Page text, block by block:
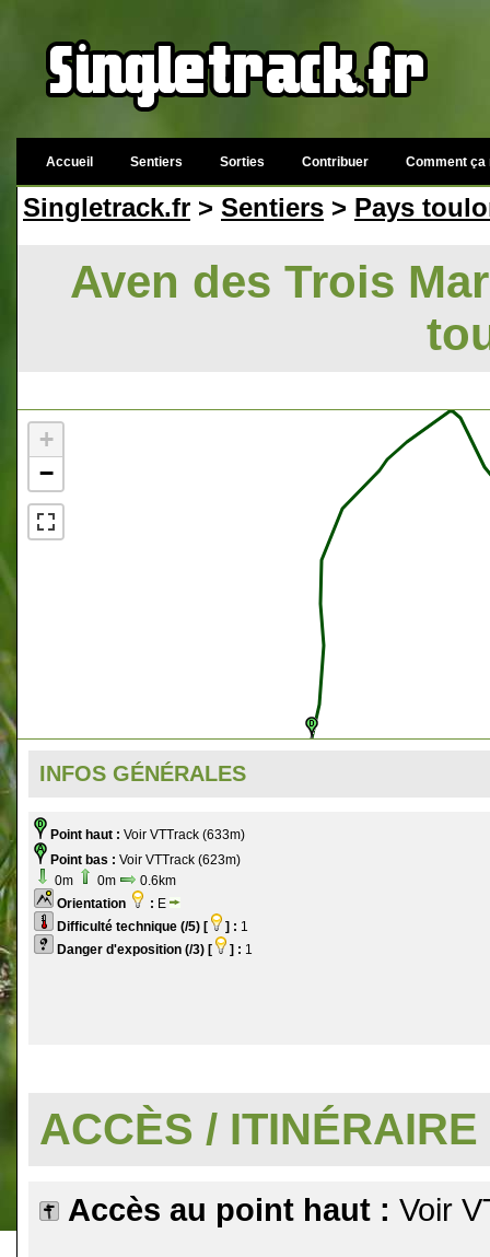
Accueil Sentiers Sorties Contribuer Comment ça
Singletrack.fr > Sentiers > Pays
Aven des Trois
+
−
INFOS GÉNÉRALES
Point haut : Voir VTTrack (633m)
Point bas : Voir VTTrack (623m)
0m
0m
0.6km
Orientation
: E
Difficulté technique (/5) [
] : 1
Danger d'exposition (/3) [
] : 1
ACCÈS / ITINÉRAIRE
Accès au point haut : Voir